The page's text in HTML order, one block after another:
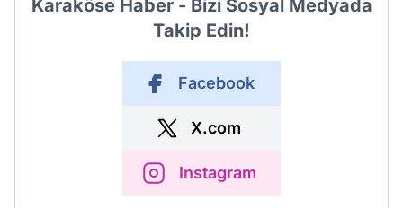
Karaköse Haber - Bizi Sosyal Medyada
Takip Edin!
Facebook
X.com
Instagram